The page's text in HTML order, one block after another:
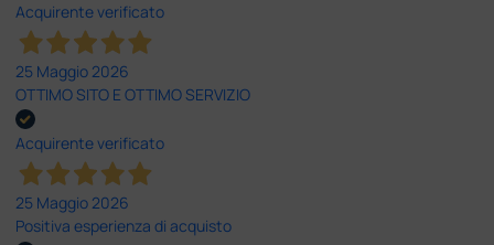
Acquirente verificato
25 Maggio 2026
OTTIMO SITO E OTTIMO SERVIZIO
Acquirente verificato
25 Maggio 2026
Positiva esperienza di acquisto